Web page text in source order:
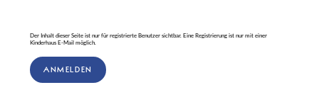
Der Inhalt dieser Seite ist nur für registrierte Benutzer sichtbar. Eine Registrierung ist nur mit einer
Kinderhaus E-Mail möglich.
ANMELDEN